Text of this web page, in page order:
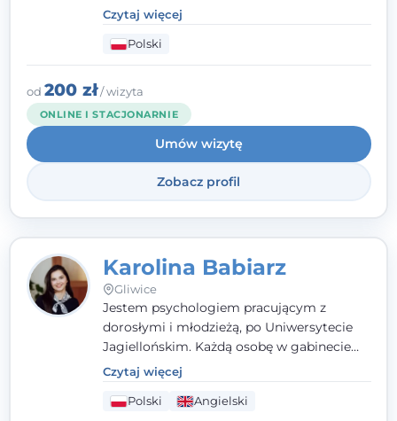
kliniczną. Oferuję konsultacje
psychologiczne i pierwszą pomoc
psychologiczną w kryzysie, przewlekłym
stresie czy obniżonym nastroju. Każde
spotkanie traktuję z szacunkiem,
uważnością i w atmosferze zaufania.
Czytaj więcej
Polski
od 200 zł/ wizyta
ONLINE I STACJONARNIE
Umów wizytę
Zobacz profil
Karolina Babiarz
Gliwice
Jestem psychologiem pracującym z
dorosłymi i młodzieżą, po Uniwersytecie
Jagiellońskim. Każdą osobę w gabinecie
traktuję jak osobną historię, którą poznaję,
budując relację opartą na zaufaniu i
empatii. Przyjmuję w Poradni Teraply.pl w
Czytaj więcej
Polski Angielski